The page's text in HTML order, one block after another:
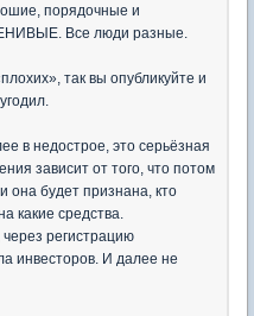
порядочные и
Все люди разные.
так вы опубликуйте и
в недострое, это серьёзная
зависит от того, что потом
она будет признана, кто
какие средства.
регистрацию
инвесторов. И далее не